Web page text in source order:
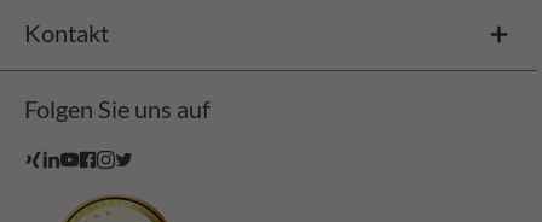
Kontakt
Folgen Sie uns auf